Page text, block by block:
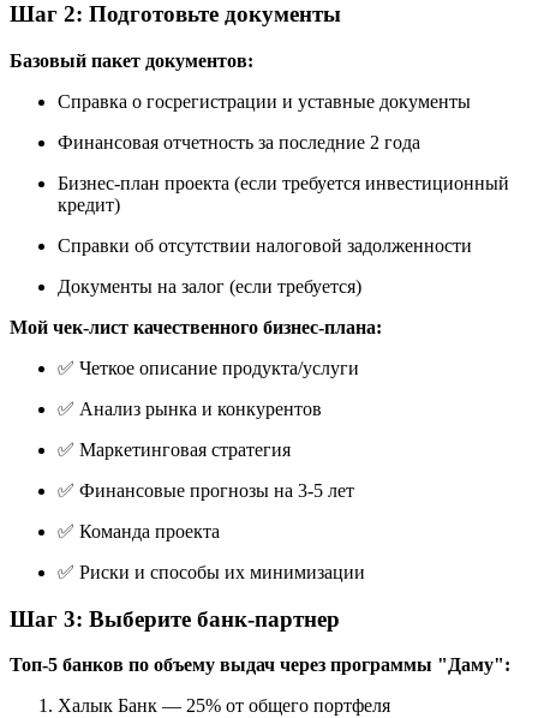
Шаг 2: Подготовьте документы
Базовый пакет документов:
Справка о госрегистрации и уставные документы
Финансовая отчетность за последние 2 года
Бизнес-план проекта (если требуется инвестиционный
кредит)
Справки об отсутствии налоговой задолженности
Документы на залог (если требуется)
Мой чек-лист качественного бизнес-плана:
✅ Четкое описание продукта/услуги
✅ Анализ рынка и конкурентов
✅ Маркетинговая стратегия
✅ Финансовые прогнозы на 3-5 лет
✅ Команда проекта
✅ Риски и способы их минимизации
Шаг 3: Выберите банк-партнер
Топ-5 банков по объему выдач через программы "Даму":
Халык Банк — 25% от общего портфеля